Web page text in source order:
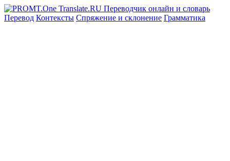
Перевод Контексты Спряжение и склонение Грамматика